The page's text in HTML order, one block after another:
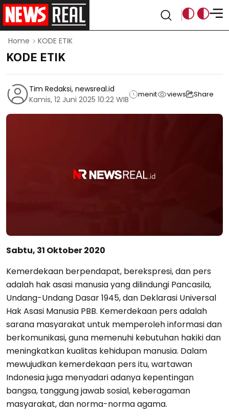
Home KODE ETIK
KODE ETIK
Tim Redaksi, newsreal.id
Kamis, 12 Juni 2025 10:22 WIB
menit views Share
Sabtu, 31 Oktober 2020
Kemerdekaan berpendapat, berekspresi, dan pers
adalah hak asasi manusia yang dilindungi Pancasila,
Undang-Undang Dasar 1945, dan Deklarasi Universal
Hak Asasi Manusia PBB. Kemerdekaan pers adalah
sarana masyarakat untuk memperoleh informasi dan
berkomunikasi, guna memenuhi kebutuhan hakiki dan
meningkatkan kualitas kehidupan manusia. Dalam
mewujudkan kemerdekaan pers itu, wartawan
Indonesia juga menyadari adanya kepentingan
bangsa, tanggung jawab sosial, keberagaman
masyarakat, dan norma-norma agama.